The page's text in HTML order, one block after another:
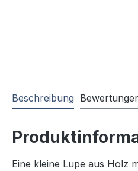
Beschreibung
Eine kleine Lupe aus Holz